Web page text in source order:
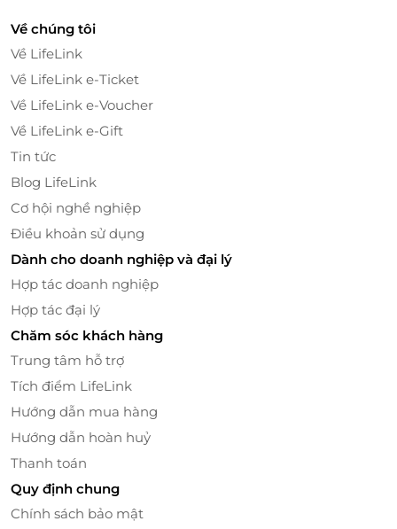
Bên cạnh đó, các bạn nhỏ sẽ có những tràng cười
sảng khoái cùng những chú hề ngộ nghĩnh hay các
tiết mục xiếc thú đang yêu mang đến những
Về chúng tôi
Về LifeLink
Về LifeLink e-Ticket
Về LifeLink e-Voucher
Về LifeLink e-Gift
Tin tức
Blog LifeLink
Cơ hội nghề nghiệp
Điều khoản sử dụng
Dành cho doanh nghiệp và đại lý
Hợp tác doanh nghiệp
Hợp tác đại lý
Chăm sóc khách hàng
Trung tâm hỗ trợ
Tích điểm LifeLink
Hướng dẫn mua hàng
Hướng dẫn hoàn huỷ
Thanh toán
Quy định chung
Chính sách bảo mật